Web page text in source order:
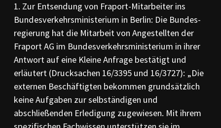
1. Zur Entsendung von Fraport-Mitarbeiter ins
Bundesverkehrsministerium in Berlin: Die Bundes­
regie­rung hat die Mitarbeit von Angestellten der
Fraport AG im Bundesverkehrs­mi­nisterium in ihrer
Antwort auf eine Kleine Anfrage bestätigt und
erläutert (Druck­sa­chen 16/3395 und 16/3727): „Die
externen Be­schäftigten bekom­men grund­sätzlich
keine Aufgaben zur selb­ständigen und
abschließenden Erledigung zugewie­sen. Mit ihrem